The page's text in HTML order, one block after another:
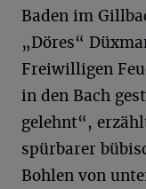
Baden im
„Döres“
Freiwilligen
in den Bach
gelehnt“,
spürbarer
Bohlen von